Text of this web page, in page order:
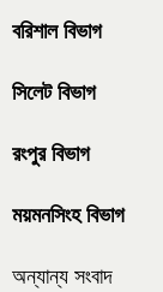
বরিশাল বিভাগ
সিলেট বিভাগ
রংপুর বিভাগ
ময়মনসিংহ বিভাগ
অন্যান্য সংবাদ